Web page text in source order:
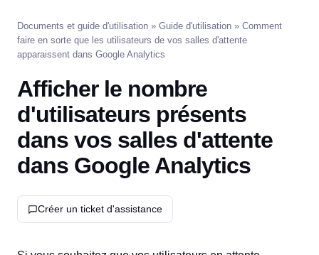
Documents et guide d'utilisation » Guide d'utilisation » Comment
faire en sorte que les utilisateurs de vos salles d'attente
apparaissent dans Google Analytics
Afficher le nombre
d'utilisateurs présents
dans vos salles d'attente
dans Google Analytics
Créer un ticket d'assistance